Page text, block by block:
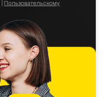
Пользовательскому